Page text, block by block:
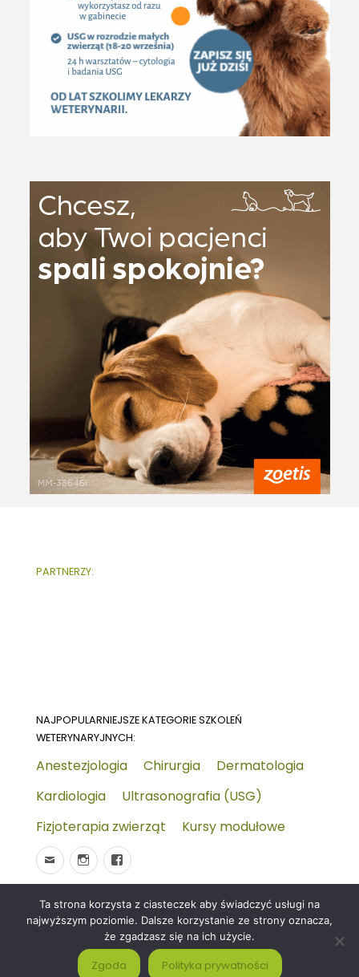
PARTNERZY:
NAJPOPULARNIEJSZE KATEGORIE SZKOLEŃ
WETERYNARYJNYCH:
Anestezjologia Chirurgia
Dermatologia
Kardiologia
Ultrasonografia (USG)
Fizjoterapia zwierząt
Kursy modułowe
© 2026Wydarzenia-wet.pl
Polityka prywatności i
RODO
Czym jest strona KALENDARZ WYDARZEŃ
WETERYNARYJNYCH?
Ta strona korzysta z ciasteczek aby świadczyć usługi na
najwyższym poziomie. Dalsze korzystanie ze strony oznacza,
że zgadzasz się na ich użycie.
Zgoda Polityka prywatności